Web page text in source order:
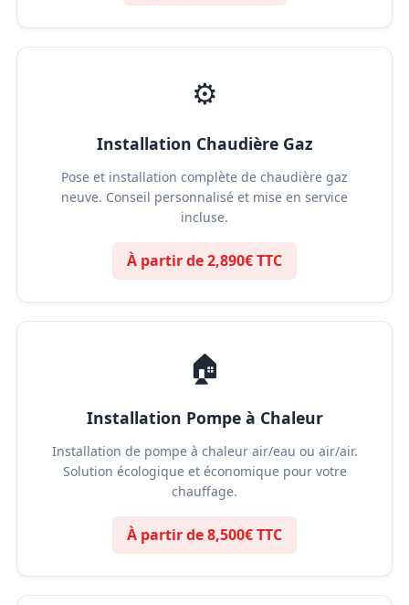
⚙️
Installation Chaudière Gaz
Pose et installation complète de chaudière gaz
neuve. Conseil personnalisé et mise en service
incluse.
À partir de 2,890€ TTC
🏠
Installation Pompe à Chaleur
Installation de pompe à chaleur air/eau ou air/air.
Solution écologique et économique pour votre
chauffage.
À partir de 8,500€ TTC